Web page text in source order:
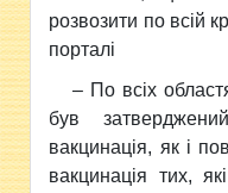
розвозити по всій
порталі
– По всіх
був
вакцинація, як і
вакцинація тих,